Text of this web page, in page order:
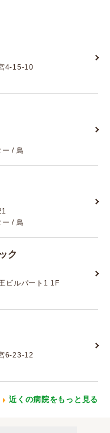
4-15-10
ー / 鳥
ー / 鳥
ク
ビルパート1 1F
6-23-12
近くの病院をもっと見る